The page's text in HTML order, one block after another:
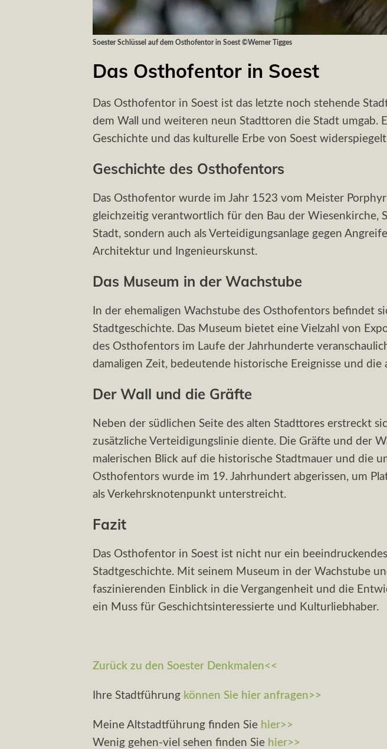
Soester Schlüssel auf dem Osthofentor in Soest ©Werner Tigges
Das Osthofentor in Soest
Das Osthofentor in Soest ist das letzte noch stehende
dem Wall und weiteren neun Stadttoren die Stadt umgab.
Geschichte und das kulturelle Erbe von Soest
Geschichte des Osthofentors
Das Osthofentor wurde im Jahr 1523 vom Meister
gleichzeitig verantwortlich für den Bau der Wiesenkirche,
Stadt, sondern auch als Verteidigungsanlage gegen
Architektur und Ingenieurskunst.
Das Museum in der Wachstube
In der ehemaligen Wachstube des Osthofentors befindet
Stadtgeschichte. Das Museum bietet eine Vielzahl von
des Osthofentors im Laufe der Jahrhunderte
damaligen Zeit, bedeutende historische Ereignisse und
Der Wall und die Gräfte
Neben der südlichen Seite des alten Stadttores erstreckt
zusätzliche Verteidigungslinie diente. Die Gräfte und der
malerischen Blick auf die historische Stadtmauer und die
Osthofentors wurde im 19. Jahrhundert abgerissen, um
als Verkehrsknotenpunkt unterstreicht.
Fazit
Das Osthofentor in Soest ist nicht nur ein
Stadtgeschichte. Mit seinem Museum in der Wachstube
faszinierenden Einblick in die Vergangenheit und die
ein Muss für Geschichtsinteressierte und Kulturliebhaber.
Zurück zu den Soester Denkmalen<<
Ihre Stadtführung können Sie hier anfragen>>
Meine Altstadtführung finden Sie hier>>
Wenig gehen-viel sehen finden Sie hier>>